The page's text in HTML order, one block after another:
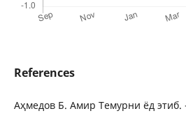
References
Аҳмедов Б. Амир Темурни ёд этиб.